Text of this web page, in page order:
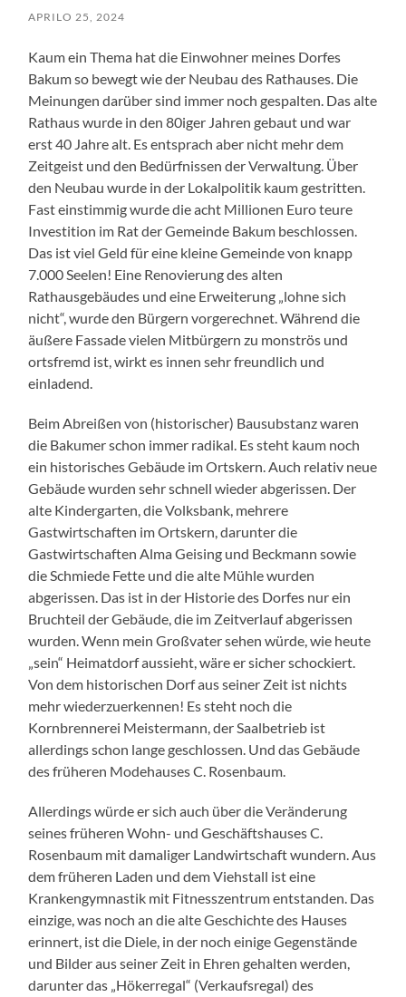
APRILO 25, 2024
Kaum ein Thema hat die Einwohner meines Dorfes
Bakum so bewegt wie der Neubau des Rathauses. Die
Meinungen darüber sind immer noch gespalten. Das alte
Rathaus wurde in den 80iger Jahren gebaut und war
erst 40 Jahre alt. Es entsprach aber nicht mehr dem
Zeitgeist und den Bedürfnissen der Verwaltung. Über
den Neubau wurde in der Lokalpolitik kaum gestritten.
Fast einstimmig wurde die acht Millionen Euro teure
Investition im Rat der Gemeinde Bakum beschlossen.
Das ist viel Geld für eine kleine Gemeinde von knapp
7.000 Seelen! Eine Renovierung des alten
Rathausgebäudes und eine Erweiterung „lohne sich
nicht“, wurde den Bürgern vorgerechnet. Während die
äußere Fassade vielen Mitbürgern zu monströs und
ortsfremd ist, wirkt es innen sehr freundlich und
einladend.
Beim Abreißen von (historischer) Bausubstanz waren
die Bakumer schon immer radikal. Es steht kaum noch
ein historisches Gebäude im Ortskern. Auch relativ neue
Gebäude wurden sehr schnell wieder abgerissen. Der
alte Kindergarten, die Volksbank, mehrere
Gastwirtschaften im Ortskern, darunter die
Gastwirtschaften Alma Geising und Beckmann sowie
die Schmiede Fette und die alte Mühle wurden
abgerissen. Das ist in der Historie des Dorfes nur ein
Bruchteil der Gebäude, die im Zeitverlauf abgerissen
wurden. Wenn mein Großvater sehen würde, wie heute
„sein“ Heimatdorf aussieht, wäre er sicher schockiert.
Von dem historischen Dorf aus seiner Zeit ist nichts
mehr wiederzuerkennen! Es steht noch die
Kornbrennerei Meistermann, der Saalbetrieb ist
allerdings schon lange geschlossen. Und das Gebäude
des früheren Modehauses C. Rosenbaum.
Allerdings würde er sich auch über die Veränderung
seines früheren Wohn- und Geschäftshauses C.
Rosenbaum mit damaliger Landwirtschaft wundern. Aus
dem früheren Laden und dem Viehstall ist eine
Krankengymnastik mit Fitnesszentrum entstanden. Das
einzige, was noch an die alte Geschichte des Hauses
erinnert, ist die Diele, in der noch einige Gegenstände
und Bilder aus seiner Zeit in Ehren gehalten werden,
darunter das „Hökerregal“ (Verkaufsregal) des